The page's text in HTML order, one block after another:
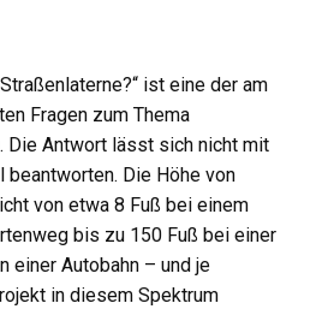
ist eine der am
Fragen zum Thema
Die Antwort lässt sich nicht mit
beantworten. Die Höhe von
von etwa 8 Fuß bei einem
bis zu 150 Fuß bei einer
einer Autobahn – und je
in diesem Spektrum